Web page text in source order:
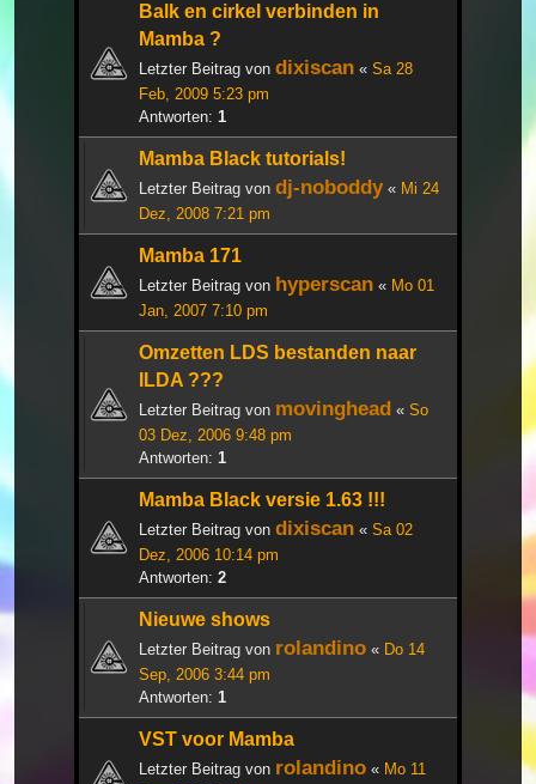
Balk en cirkel verbinden in
Mamba ?
Letzter Beitrag von dixiscan « Sa 28
Feb, 2009 5:23 pm
Antworten: 1
Mamba Black tutorials!
Letzter Beitrag von dj-noboddy« Mi 24
Dez, 2008 7:21 pm
Mamba 171
Letzter Beitrag von hyperscan « Mo 01
Jan, 2007 7:10 pm
Omzetten LDS bestanden naar
ILDA ???
Letzter Beitrag von movinghead « So
03 Dez, 2006 9:48 pm
Antworten: 1
Mamba Black versie 1.63 !!!
Letzter Beitrag von dixiscan « Sa 02
Dez, 2006 10:14 pm
Antworten: 2
Nieuwe shows
Letzter Beitrag von rolandino « Do 14
Sep, 2006 3:44 pm
Antworten: 1
VST voor Mamba
Letzter Beitrag von rolandino « Mo 11